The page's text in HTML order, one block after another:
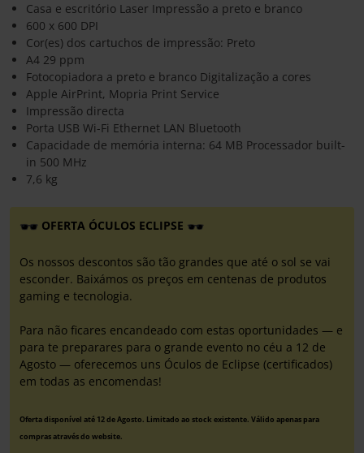
Casa e escritório Laser Impressão a preto e branco
600 x 600 DPI
Cor(es) dos cartuchos de impressão: Preto
A4 29 ppm
Fotocopiadora a preto e branco Digitalização a cores
Apple AirPrint, Mopria Print Service
Impressão directa
Porta USB Wi-Fi Ethernet LAN Bluetooth
Capacidade de memória interna: 64 MB Processador built-
in 500 MHz
7,6 kg
OFERTA ÓCULOS ECLIPSE
Os nossos descontos são tão grandes que até o sol se vai
esconder. Baixámos os preços em centenas de produtos
gaming e tecnologia.
Para não ficares encandeado com estas oportunidades — e
para te preparares para o grande evento no céu a 12 de
Agosto — oferecemos uns Óculos de Eclipse (certificados)
em todas as encomendas!
Oferta disponível até 12 de Agosto. Limitado ao stock existente. Válido apenas para
compras através do website.